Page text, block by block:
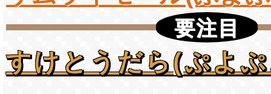
要注目
すけとうだら(ぷよ